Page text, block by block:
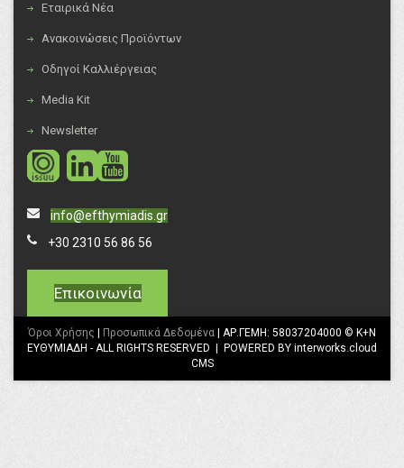
Εταιρικά Νέα
Ανακοινώσεις Προϊόντων
Οδηγοί Καλλιέργειας
Media Kit
Newsletter
social
social
info@efthymiadis.gr
+30 2310 56 86 56
Επικοινωνία
Όροι Χρήσης Προσωπικά Δεδομένα | ΑΡ.ΓΕΜΗ: 58037204000 © K+N
ΕΥΘΥΜΙΑΔΗ - ALL RIGHTS RESERVED | POWERED BY interworks.cloud
CMS